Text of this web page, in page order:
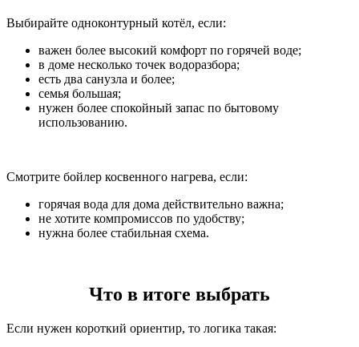
Выбирайте одноконтурный котёл, если:
важен более высокий комфорт по горячей воде;
в доме несколько точек водоразбора;
есть два санузла и более;
семья большая;
нужен более спокойный запас по бытовому
использованию.
Смотрите бойлер косвенного нагрева, если:
горячая вода для дома действительно важна;
не хотите компромиссов по удобству;
нужна более стабильная схема.
Что в итоге выбрать
Если нужен короткий ориентир, то логика такая: